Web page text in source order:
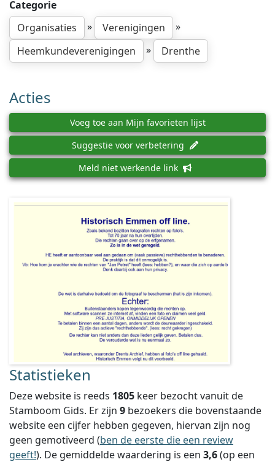
Categorie
Organisaties
» Verenigingen
»
Heemkundeverenigingen
» Drenthe
Acties
Voeg toe aan Mijn favorieten lijst
Suggestie voor verbetering
Meld niet werkende link
Statistieken
Deze website is reeds 1805 keer bezocht vanuit de
Stamboom Gids. Er zijn 9 bezoekers die bovenstaande
website een cijfer hebben gegeven, hiervan zijn nog
geen gemotiveerd (ben de eerste die een review
geeft!). De gemiddelde waardering is een 3,6(op een